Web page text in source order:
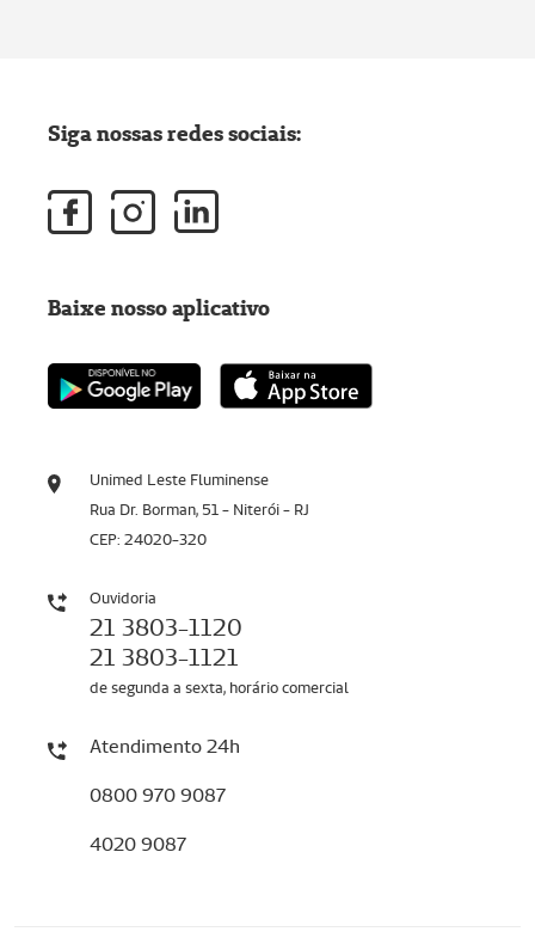
Unimed Leste Fluminense
Rua Dr. Borman, 51 - Niterói - RJ
CEP: 24020-320
Ouvidoria
21 3803-1120
21 3803-1121
de segunda a sexta, horário comercial
Atendimento 24h
0800 970 9087
4020 9087
Siga nossas redes sociais:
Baixe nosso aplicativo